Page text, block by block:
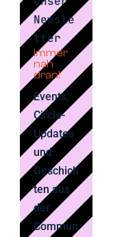
Newsle
tter
Immer
nah
dran!
Events,
Circle-
Updates
und
Geschich
ten aus
der
Commun